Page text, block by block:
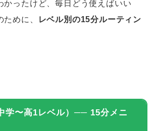
かったけど、毎日どう使えばいい
めに、
レベル別の15分ルーティン
学〜高1レベル）── 15分メニ